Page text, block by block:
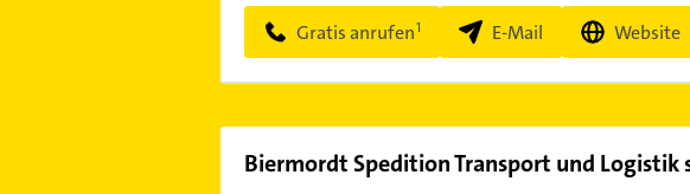
Gratis anrufen E-Mail Website
Biermordt Spedition Transport und Logistik